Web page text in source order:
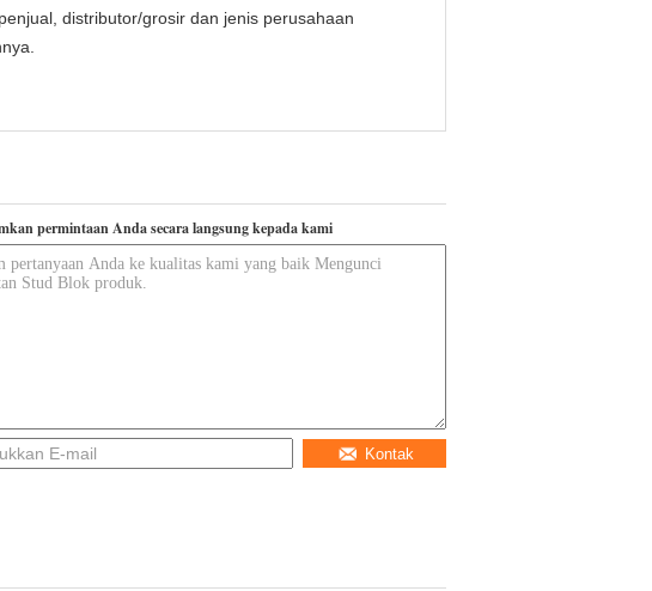
distributor/grosir dan jenis perusahaan
permintaan Anda secara langsung kepada kami
Kontak